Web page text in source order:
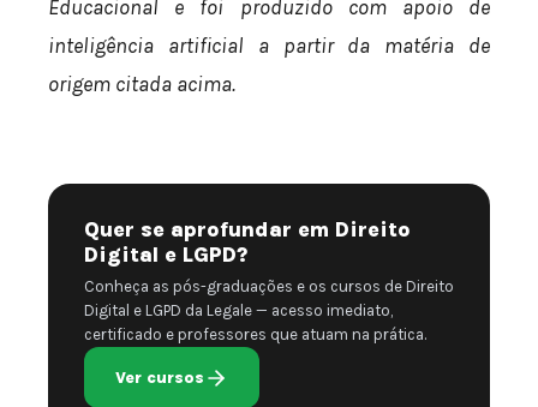
Educacional e foi produzido com apoio de
inteligência artificial a partir da matéria de
origem citada acima.
Quer se aprofundar em Direito
Digital e LGPD?
Conheça as pós-graduações e os cursos de Direito
Digital e LGPD da Legale — acesso imediato,
certificado e professores que atuam na prática.
Ver cursos